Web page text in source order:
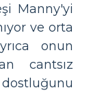
Manny'yi
ve orta
onun
cantsız